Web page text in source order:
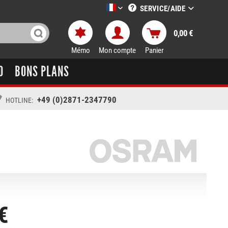
LTT-Versand französisch
SERVICE/AIDE
Mémo Mon compte Panier
0,00 €
BONS PLANS
HOTLINE: +49 (0)2871-2347790